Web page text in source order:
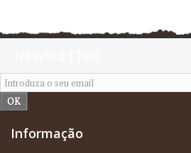
OK
Informação